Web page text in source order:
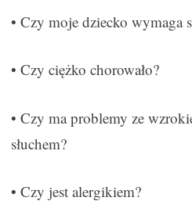
• Czy moje dziecko wymaga
• Czy ciężko chorowało?
• Czy ma problemy ze
słuchem?
• Czy jest alergikiem?